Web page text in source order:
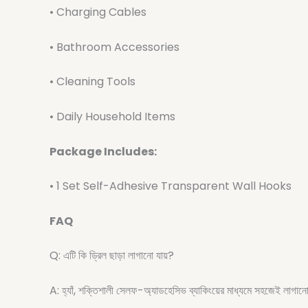
• Charging Cables
• Bathroom Accessories
• Cleaning Tools
• Daily Household Items
Package Includes:
• 1 Set Self-Adhesive Transparent Wall Hooks
FAQ
Q: এটি কি ড্রিল ছাড়া লাগানো যায়?
A: হ্যাঁ, শক্তিশালী সেলফ-অ্যাডহেসিভ ব্যাকিংয়ের মাধ্যমে সহজেই